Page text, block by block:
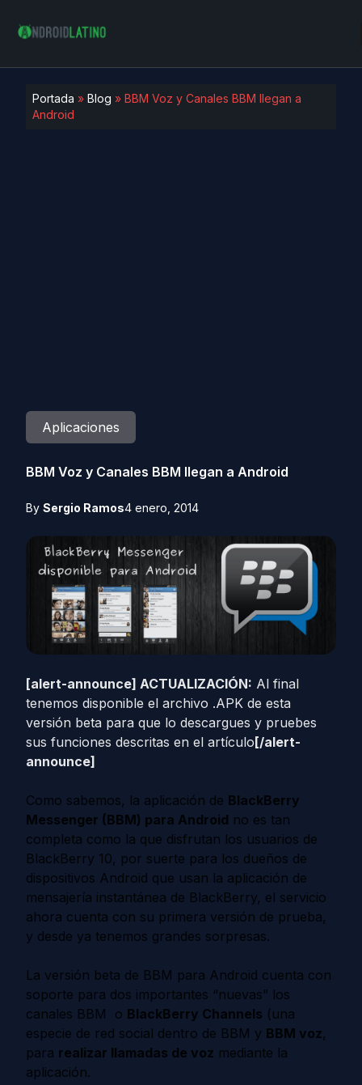
Portada » Blog » BBM Voz y Canales BBM llegan a
Android
Aplicaciones
BBM Voz y Canales BBM llegan a Android
By Sergio Ramos4 enero, 2014
[alert-announce] ACTUALIZACIÓN: Al final
tenemos disponible el archivo .APK de esta
versión beta para que lo descargues y pruebes
sus funciones descritas en el artículo[/alert-
announce]
Como sabemos, la aplicación de BlackBerry
Messenger (BBM) para Android no es tan
completa como la que disfrutan los usuarios de
BlackBerry 10, por suerte para los dueños de
dispositivos Android que usan la aplicación de
mensajería instantánea de BlackBerry, el servicio
ahora cuenta con su primera versión de prueba,
y desde ya tenemos grandes sorpresas.
La versión beta de BBM para Android cuenta con
soporte para dos importantes “nuevas” los
canales BBM o BlackBerry Channels (una
especie de red social dentro de BBM y BBM voz,
para realizar llamadas de voz mediante la
aplicación.